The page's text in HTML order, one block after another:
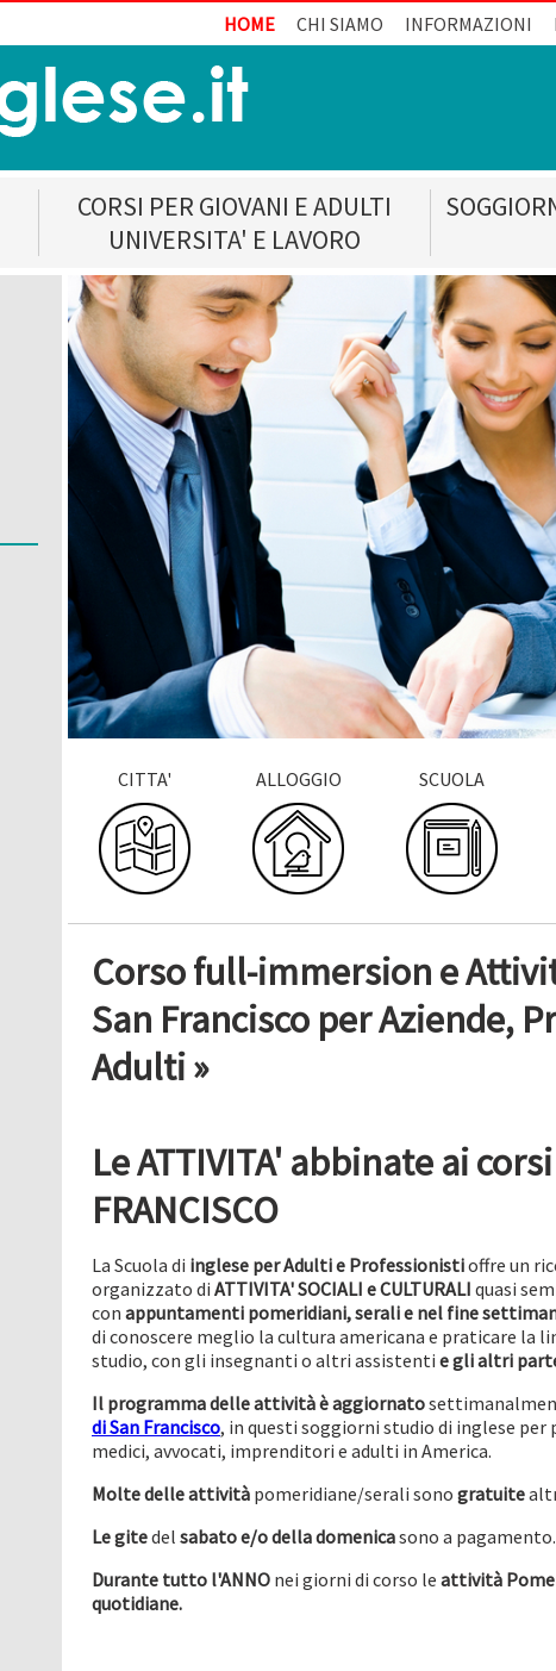
HOME CHI SIAMO INFORMAZIONI
CORSI PER GIOVANI E ADULTI
UNIVERSITA' E LAVORO
CITTA' ALLOGGIO SCUOLA
Corso full-immersion e
San Francisco per Aziende,
Adulti »
Le ATTIVITA' abbinate ai
FRANCISCO
La Scuola di inglese perAdulti e Professionistioffre un
organizzato di ATTIVITA' SOCIALI e CULTURALI quasi
con appuntamenti pomeridiani, serali e nel fine
di conoscere meglio la cultura americana e praticare la
studio, con gli insegnanti o altri assistenti e gli altri
Il programma delle attività è aggiornato
di San Francisco, in questi soggiorni studio di inglese
medici, avvocati, imprenditori e adulti in America.
Molte delle attività pomeridiane/serali sono gratuite
Le gitedel sabato e/o della domenicasono a pagamento.
Durante tutto l'ANNO nei giorni di corso le attività
quotidiane.